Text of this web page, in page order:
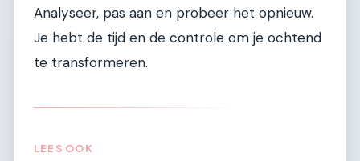
Analyseer, pas aan en probeer het opnieuw.
Je hebt de tijd en de controle om je ochtend
te transformeren.
LEES OOK